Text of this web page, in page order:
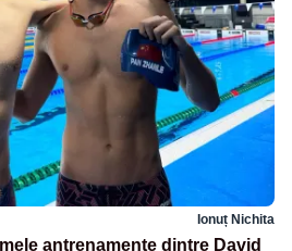
Ionuț Nichita
antrenamente dintre David